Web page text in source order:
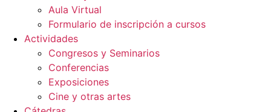
Aula Virtual
Formulario de inscripción a cursos
Actividades
Congresos y Seminarios
Conferencias
Exposiciones
Cine y otras artes